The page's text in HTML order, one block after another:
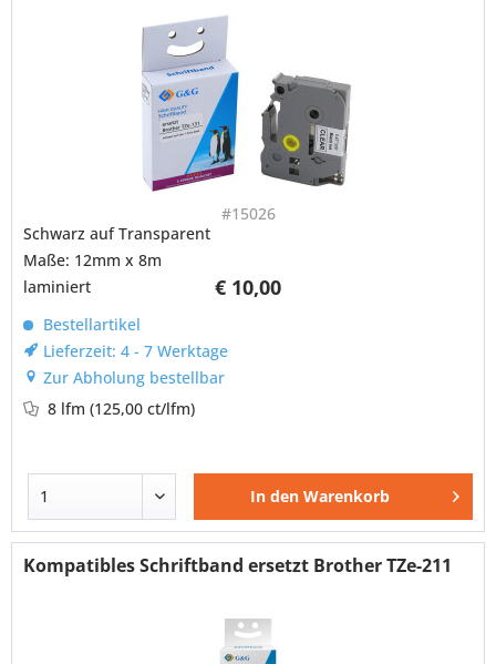
#15026
€ 10,00
Schwarz auf Transparent
Maße: 12mm x 8m
laminiert
Bestellartikel
Lieferzeit: 4 - 7 Werktage
Zur Abholung bestellbar
8 lfm(125,00 ct/lfm)
In den Warenkorb
Kompatibles Schriftband ersetzt Brother TZe-211